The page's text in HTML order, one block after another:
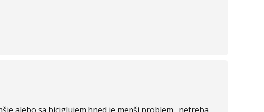
alebo sa biciglujem hned je menši problem , netreba